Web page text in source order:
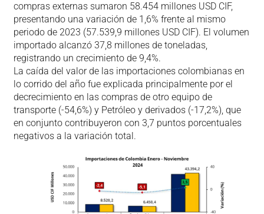
compras externas sumaron 58.454 millones USD CIF,
presentando una variación de 1,6% frente al mismo
periodo de 2023 (57.539,9 millones USD CIF). El volumen
importado alcanzó 37,8 millones de toneladas,
registrando un crecimiento de 9,4%.
La caída del valor de las importaciones colombianas en
lo corrido del año fue explicada principalmente por el
decrecimiento en las compras de otro equipo de
transporte (-54,6%) y Petróleo y derivados (-17,2%), que
en conjunto contribuyeron con 3,7 puntos porcentuales
negativos a la variación total.